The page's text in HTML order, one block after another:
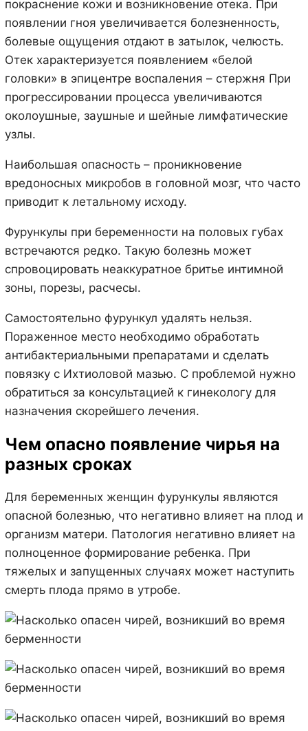
покраснение кожи и возникновение отека. При
появлении гноя увеличивается болезненность,
болевые ощущения отдают в затылок, челюсть.
Отек характеризуется появлением «белой
головки» в эпицентре воспаления – стержня При
прогрессировании процесса увеличиваются
околоушные, заушные и шейные лимфатические
узлы.
Наибольшая опасность – проникновение
вредоносных микробов в головной мозг, что часто
приводит к летальному исходу.
Фурункулы при беременности на половых губах
встречаются редко. Такую болезнь может
спровоцировать неаккуратное бритье интимной
зоны, порезы, расчесы.
Самостоятельно фурункул удалять нельзя.
Пораженное место необходимо обработать
антибактериальными препаратами и сделать
повязку с Ихтиоловой мазью. С проблемой нужно
обратиться за консультацией к гинекологу для
назначения скорейшего лечения.
Чем опасно появление чирья на
разных сроках
Для беременных женщин фурункулы являются
опасной болезнью, что негативно влияет на плод и
организм матери. Патология негативно влияет на
полноценное формирование ребенка. При
тяжелых и запущенных случаях может наступить
смерть плода прямо в утробе.